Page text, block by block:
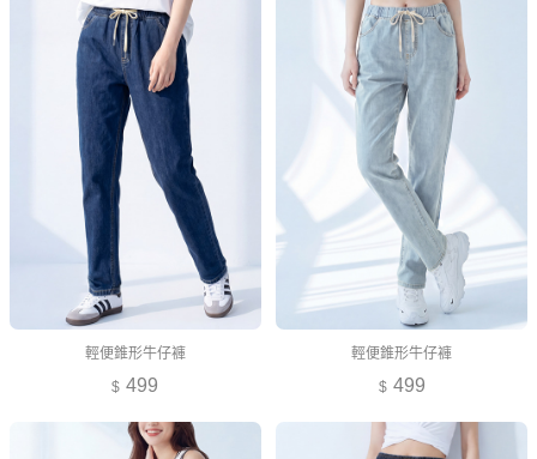
輕便錐形牛仔褲
499
輕便錐形牛仔褲
499